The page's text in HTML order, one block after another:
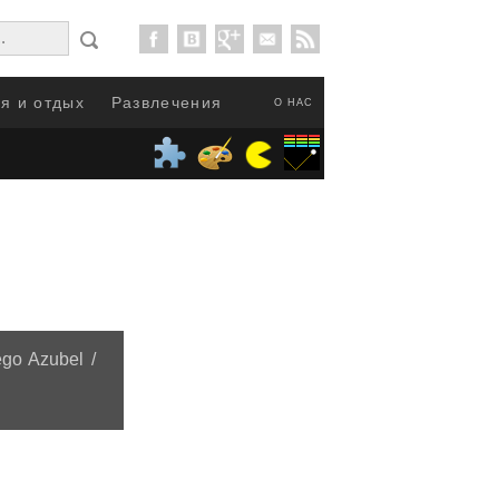
О НАС
и отдых Развлечения
Azubel /